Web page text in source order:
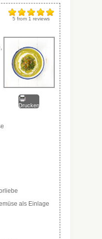
5 from 1 reviews
Drucken
als Einlage